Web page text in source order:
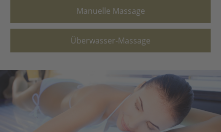
Manuelle Massage
Überwasser-Massage